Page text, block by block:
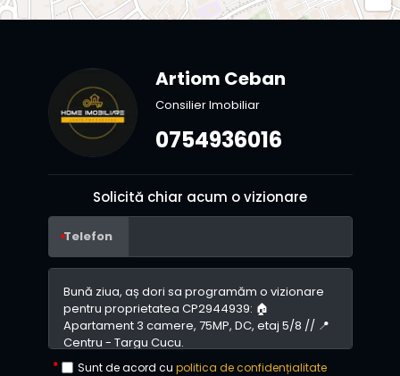
Artiom Ceban
Consilier Imobiliar
0754936016
Solicită chiar acum o vizionare
Telefon
Sunt de acord cu politica de confidențialitate